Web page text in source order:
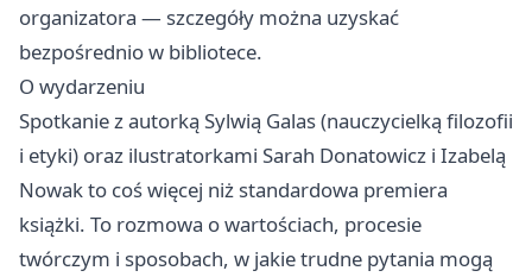
organizatora — szczegóły można uzyskać
bezpośrednio w bibliotece.
O wydarzeniu
Spotkanie z autorką Sylwią Galas (nauczycielką filozofii
i etyki) oraz ilustratorkami Sarah Donatowicz i Izabelą
Nowak to coś więcej niż standardowa premiera
książki. To rozmowa o wartościach, procesie
twórczym i sposobach, w jakie trudne pytania mogą